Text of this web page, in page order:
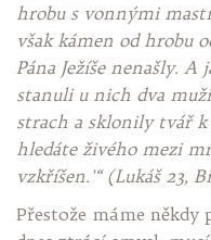
hrobu s vonnými
však kámen od hrobu
Pána Ježíše nenašly.
stanuli u nich dva
strach a sklonily tvář
hledáte živého mezi
vzkříšen.'“ (Lukáš 23,
Přestože máme